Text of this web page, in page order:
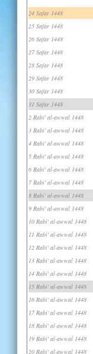
24 Safar 1448
25 Safar 1448
26 Safar 1448
27 Safar 1448
28 Safar 1448
29 Safar 1448
30 Safar 1448
31 Safar 1448
2 Rabi' al-awwal 1448
3 Rabi' al-awwal 1448
4 Rabi' al-awwal 1448
5 Rabi' al-awwal 1448
6 Rabi' al-awwal 1448
7 Rabi' al-awwal 1448
8 Rabi' al-awwal 1448
9 Rabi' al-awwal 1448
10 Rabi' al-awwal 1448
11 Rabi' al-awwal 1448
12 Rabi' al-awwal 1448
13 Rabi' al-awwal 1448
14 Rabi' al-awwal 1448
15 Rabi' al-awwal 1448
16 Rabi' al-awwal 1448
17 Rabi' al-awwal 1448
18 Rabi' al-awwal 1448
19 Rabi' al-awwal 1448
20 Rabi' al-awwal 1448